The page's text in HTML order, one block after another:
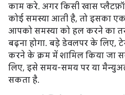
काम करे. अगर किसी खास
कोई समस्या आती है, तो इसका
आपको समस्या को हल करने का
बढ़ना होगा. बड़े डेवलपर के लिए,
करने के क्रम में शामिल किया जा
लिए, इसे समय-समय पर या
सकता है.